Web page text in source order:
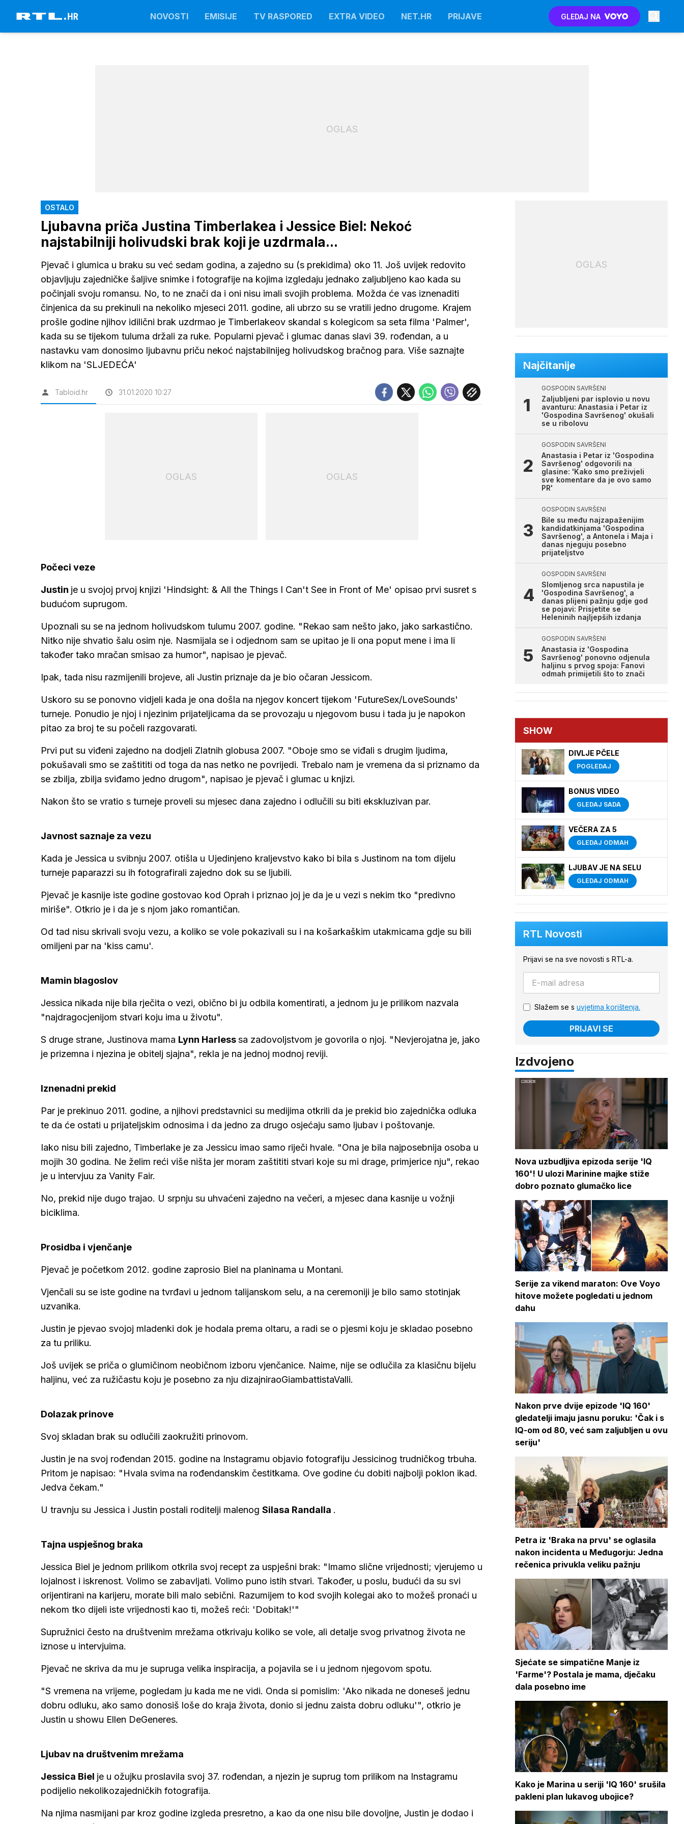
NOVOSTI EMISIJE TV RASPORED EXTRA VIDEO NET.HR PRIJAVE GLEDAJ NA
OGLAS
OSTALO
Ljubavna priča Justina Timberlakea i Jessice Biel: Nekoć
najstabilniji holivudski brak koji je uzdrmala...
Pjevač i glumica u braku su već sedam godina, a zajedno su (s prekidima) oko 11. Još uvijek redovito
objavljuju zajedničke šaljive snimke i fotografije na kojima izgledaju jednako zaljubljeno kao kada su
počinjali svoju romansu. No, to ne znači da i oni nisu imali svojih problema. Možda će vas iznenaditi
činjenica da su prekinuli na nekoliko mjeseci 2011. godine, ali ubrzo su se vratili jedno drugome. Krajem
prošle godine njihov idilični brak uzdrmao je Timberlakeov skandal s kolegicom sa seta filma 'Palmer',
kada su se tijekom tuluma držali za ruke. Popularni pjevač i glumac danas slavi 39. rođendan, a u
nastavku vam donosimo ljubavnu priču nekoć najstabilnijeg holivudskog bračnog para. Više saznajte
klikom na 'SLJEDEĆA'
Tabloid.hr 31.01.2020 10:27
OGLAS OGLAS
Počeci veze
Justin je u svojoj prvoj knjizi 'Hindsight: & All the Things I Can't See in Front of Me' opisao prvi susret s
budućom suprugom.
Upoznali su se na jednom holivudskom tulumu 2007. godine. "Rekao sam nešto jako, jako sarkastično.
Nitko nije shvatio šalu osim nje. Nasmijala se i odjednom sam se upitao je li ona poput mene i ima li
također tako mračan smisao za humor", napisao je pjevač.
Ipak, tada nisu razmijenili brojeve, ali Justin priznaje da je bio očaran Jessicom.
Uskoro su se ponovno vidjeli kada je ona došla na njegov koncert tijekom 'FutureSex/LoveSounds'
turneje. Ponudio je njoj i njezinim prijateljicama da se provozaju u njegovom busu i tada ju je napokon
pitao za broj te su počeli razgovarati.
Prvi put su viđeni zajedno na dodjeli Zlatnih globusa 2007. "Oboje smo se viđali s drugim ljudima,
pokušavali smo se zaštititi od toga da nas netko ne povrijedi. Trebalo nam je vremena da si priznamo da
se zbilja, zbilja sviđamo jedno drugom", napisao je pjevač i glumac u knjizi.
Nakon što se vratio s turneje proveli su mjesec dana zajedno i odlučili su biti ekskluzivan par.
Javnost saznaje za vezu
Kada je Jessica u svibnju 2007. otišla u Ujedinjeno kraljevstvo kako bi bila s Justinom na tom dijelu
turneje paparazzi su ih fotografirali zajedno dok su se ljubili.
Pjevač je kasnije iste godine gostovao kod Oprah i priznao joj je da je u vezi s nekim tko "predivno
miriše". Otkrio je i da je s njom jako romantičan.
Od tad nisu skrivali svoju vezu, a koliko se vole pokazivali su i na košarkaškim utakmicama gdje su bili
omiljeni par na 'kiss camu'.
Mamin blagoslov
Jessica nikada nije bila rječita o vezi, obično bi ju odbila komentirati, a jednom ju je prilikom nazvala
"najdragocjenijom stvari koju ima u životu".
S druge strane, Justinova mama Lynn Harlesssa zadovoljstvom je govorila o njoj. "Nevjerojatna je, jako
je prizemna i njezina je obitelj sjajna", rekla je na jednoj modnoj reviji.
Iznenadni prekid
Par je prekinuo 2011. godine, a njihovi predstavnici su medijima otkrili da je prekid bio zajednička odluka
te da će ostati u prijateljskim odnosima i da jedno za drugo osjećaju samo ljubav i poštovanje.
Iako nisu bili zajedno, Timberlake je za Jessicu imao samo riječi hvale. "Ona je bila najposebnija osoba u
mojih 30 godina. Ne želim reći više ništa jer moram zaštititi stvari koje su mi drage, primjerice nju", rekao
je u intervjuu za Vanity Fair.
No, prekid nije dugo trajao. U srpnju su uhvaćeni zajedno na večeri, a mjesec dana kasnije u vožnji
biciklima.
Prosidba i vjenčanje
Pjevač je početkom 2012. godine zaprosio Biel na planinama u Montani.
Vjenčali su se iste godine na tvrđavi u jednom talijanskom selu, a na ceremoniji je bilo samo stotinjak
uzvanika.
Justin je pjevao svojoj mladenki dok je hodala prema oltaru, a radi se o pjesmi koju je skladao posebno
za tu priliku.
Još uvijek se priča o glumičinom neobičnom izboru vjenčanice. Naime, nije se odlučila za klasičnu bijelu
haljinu, već za ružičastu koju je posebno za nju dizajniraoGiambattistaValli.
Dolazak prinove
Svoj skladan brak su odlučili zaokružiti prinovom.
Justin je na svoj rođendan 2015. godine na Instagramu objavio fotografiju Jessicinog trudničkog trbuha.
Pritom je napisao: "Hvala svima na rođendanskim čestitkama. Ove godine ću dobiti najbolji poklon ikad.
Jedva čekam."
U travnju su Jessica i Justin postali roditelji malenog Silasa Randalla .
Tajna uspješnog braka
Jessica Biel je jednom prilikom otkrila svoj recept za uspješni brak: "Imamo slične vrijednosti; vjerujemo u
lojalnost i iskrenost. Volimo se zabavljati. Volimo puno istih stvari. Također, u poslu, budući da su svi
orijentirani na karijeru, morate bili malo sebični. Razumijem to kod svojih kolegai ako to možeš pronaći u
nekom tko dijeli iste vrijednosti kao ti, možeš reći: 'Dobitak!'"
Supružnici često na društvenim mrežama otkrivaju koliko se vole, ali detalje svog privatnog života ne
iznose u intervjuima.
Pjevač ne skriva da mu je supruga velika inspiracija, a pojavila se i u jednom njegovom spotu.
"S vremena na vrijeme, pogledam ju kada me ne vidi. Onda si pomislim: 'Ako nikada ne doneseš jednu
dobru odluku, ako samo donosiš loše do kraja života, donio si jednu zaista dobru odluku'", otkrio je
Justin u showu Ellen DeGeneres.
Ljubav na društvenim mrežama
Jessica Biel je u ožujku proslavila svoj 37. rođendan, a njezin je suprug tom prilikom na Instagramu
podijelio nekolikozajedničkih fotografija.
Na njima nasmijani par kroz godine izgleda presretno, a kao da one nisu bile dovoljne, Justin je dodao i
OGLAS
Najčitanije
GOSPODIN SAVRŠENI
Zaljubljeni par isplovio u novu
avanturu: Anastasia i Petar iz
'Gospodina Savršenog' okušali
se u ribolovu
GOSPODIN SAVRŠENI
Anastasia i Petar iz 'Gospodina
Savršenog' odgovorili na
glasine: 'Kako smo preživjeli
sve komentare da je ovo samo
PR'
GOSPODIN SAVRŠENI
Bile su među najzapaženijim
kandidatkinjama 'Gospodina
Savršenog', a Antonela i Maja i
danas njeguju posebno
prijateljstvo
GOSPODIN SAVRŠENI
Slomljenog srca napustila je
'Gospodina Savršenog', a
danas plijeni pažnju gdje god
se pojavi: Prisjetite se
Heleninih najljepših izdanja
GOSPODIN SAVRŠENI
Anastasia iz 'Gospodina
Savršenog' ponovno odjenula
haljinu s prvog spoja: Fanovi
odmah primijetili što to znači
SHOW
DIVLJE PČELE
POGLEDAJ
BONUS VIDEO
GLEDAJ SADA
VEČERA ZA 5
GLEDAJ ODMAH
LJUBAV JE NA SELU
GLEDAJ ODMAH
RTL Novosti
Prijavi se na sve novosti s RTL-a.
Slažem se s uvjetima korištenja.
PRIJAVI SE
Izdvojeno
Nova uzbudljiva epizoda serije 'IQ
160'! U ulozi Marinine majke stiže
dobro poznato glumačko lice
Serije za vikend maraton: Ove Voyo
hitove možete pogledati u jednom
dahu
Nakon prve dvije epizode 'IQ 160'
gledatelji imaju jasnu poruku: 'Čak i s
IQ-om od 80, već sam zaljubljen u ovu
seriju'
Petra iz 'Braka na prvu' se oglasila
nakon incidenta u Međugorju: Jedna
rečenica privukla veliku pažnju
Sjećate se simpatične Manje iz
'Farme'? Postala je mama, dječaku
dala posebno ime
Kako je Marina u seriji 'IQ 160' srušila
pakleni plan lukavog ubojice?